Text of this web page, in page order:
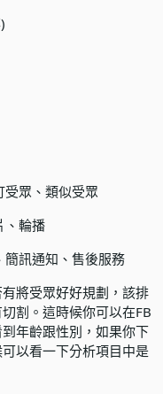
眾、類似受眾
、輪播
訊通知、售後服務
將受眾好好規劃，該排
割。這時候你可以在FB
年齡跟性別，如果你下
以看一下分析項目中是